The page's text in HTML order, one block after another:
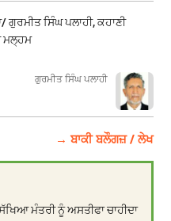
ਸਿੰਘ ਪਲਾਹੀ, ਕਹਾਣੀ
ਮਲ੍ਹਮ
ਗੁਰਮੀਤ ਸਿੰਘ ਪਲਾਹੀ
→ ਬਾਕੀ ਬਲੌਗਜ਼ / ਲੇਖ
ਮੰਤਰੀ ਨੂੰ ਅਸਤੀਫਾ ਚਾਹੀਦਾ